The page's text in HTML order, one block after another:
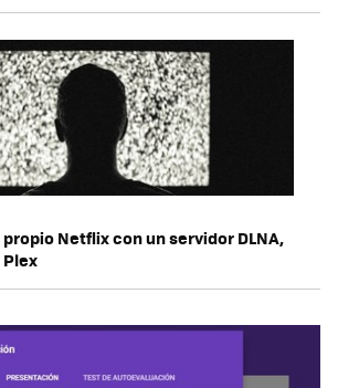
Netflix con un servidor DLNA,
Plex